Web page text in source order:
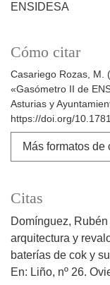
ENSIDESA
Cómo citar
Casariego Rozas, M.
«Gasómetro II de
Asturias y
https://doi.org/
Más formatos de
Citas
Domínguez,
arquitectura y
baterías de cok y
En: Liño, nº 26.